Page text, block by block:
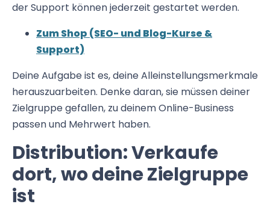
der Support können jederzeit gestartet werden.
Zum Shop (SEO- und Blog-Kurse &
Support)
Deine Aufgabe ist es, deine Alleinstellungsmerkmale
herauszuarbeiten. Denke daran, sie müssen deiner
Zielgruppe gefallen, zu deinem Online-Business
passen und Mehrwert haben.
Distribution: Verkaufe
dort, wo deine Zielgruppe
ist